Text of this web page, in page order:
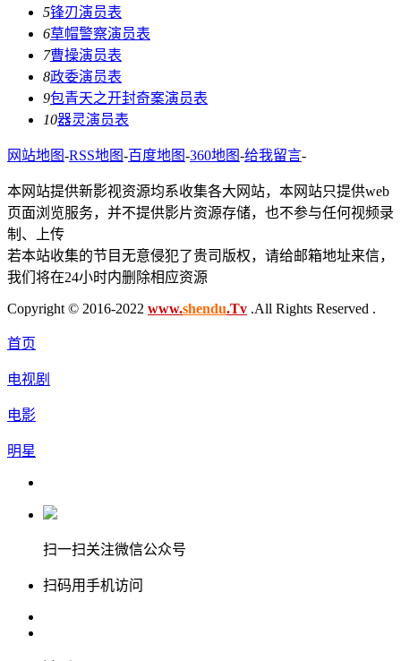
5锋刃演员表
6草帽警察演员表
7曹操演员表
8政委演员表
9包青天之开封奇案演员表
10器灵演员表
网站地图-RSS地图-百度地图-360地图-给我留言-
本网站提供新影视资源均系收集各大网站，本网站只提供web
页面浏览服务，并不提供影片资源存储，也不参与任何视频录
制、上传
若本站收集的节目无意侵犯了贵司版权，请给邮箱地址来信，
我们将在24小时内删除相应资源
Copyright © 2016-2022 www.shendu.Tv .All Rights Reserved .
首页
电视剧
电影
明星
扫一扫关注微信公众号
扫码用手机访问